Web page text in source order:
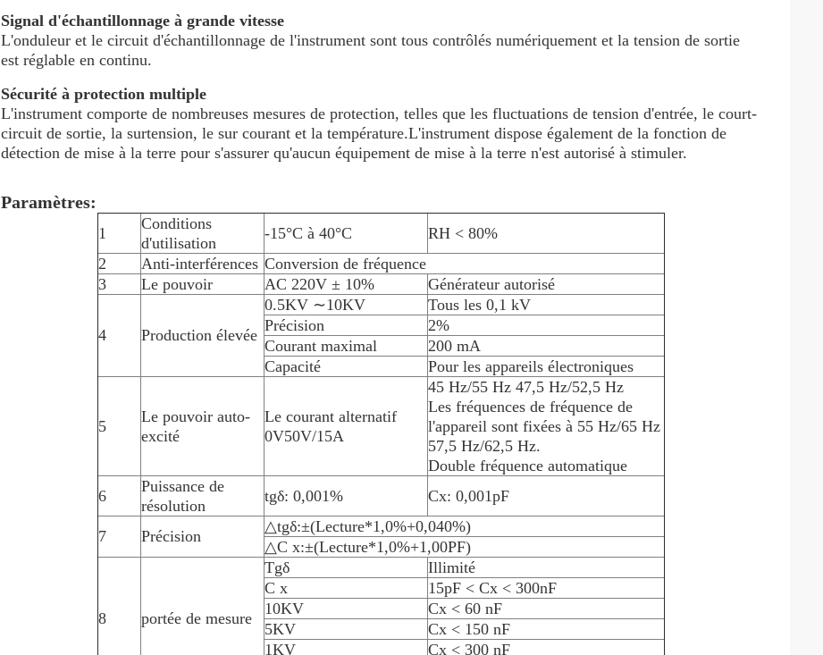
Signal d'échantillonnage à grande vitesse
L'onduleur et le circuit d'échantillonnage de l'instrument sont tous contrôlés numériquement et la tension de sortie
est réglable en continu.
Sécurité à protection multiple
L'instrument comporte de nombreuses mesures de protection, telles que les fluctuations de tension d'entrée, le court-
circuit de sortie, la surtension, le sur courant et la température.L'instrument dispose également de la fonction de
détection de mise à la terre pour s'assurer qu'aucun équipement de mise à la terre n'est autorisé à stimuler.
Paramètres:
1
Conditions
d'utilisation
-15°C à 40°C
RH < 80%
2
Anti-interférences Conversion de fréquence
3
Le pouvoir AC 220V ± 10% Générateur autorisé
4 Production élevée
0.5KV ∼10KV
Tous les 0,1 kV
Précision
2%
Courant maximal
200 mA
Capacité
Pour les appareils électroniques
5
Le pouvoir auto-
excité
Le courant alternatif
0V50V/15A
45 Hz/55 Hz 47,5 Hz/52,5 Hz
Les fréquences de fréquence de
l'appareil sont fixées à 55 Hz/65 Hz
57,5 Hz/62,5 Hz.
Double fréquence automatique
6
Puissance de
résolution
tgδ: 0,001% Cx: 0,001pF
7 Précision
△tgδ:±(Lecture*1,0%+0,040%)
△C x:±(Lecture*1,0%+1,00PF)
8 portée de mesure
Tgδ
Illimité
C x
15pF < Cx < 300nF
10KV
Cx < 60 nF
5KV
Cx < 150 nF
1KV
Cx < 300 nF